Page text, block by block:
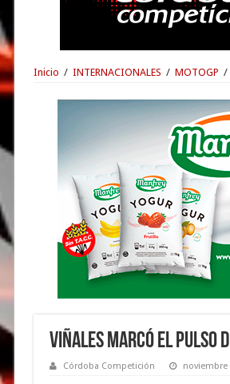
Inicio / INTERNACIONALES / MOTOGP /
VIÑALES MARCÓ EL PULSO
Córdoba Competición noviembre